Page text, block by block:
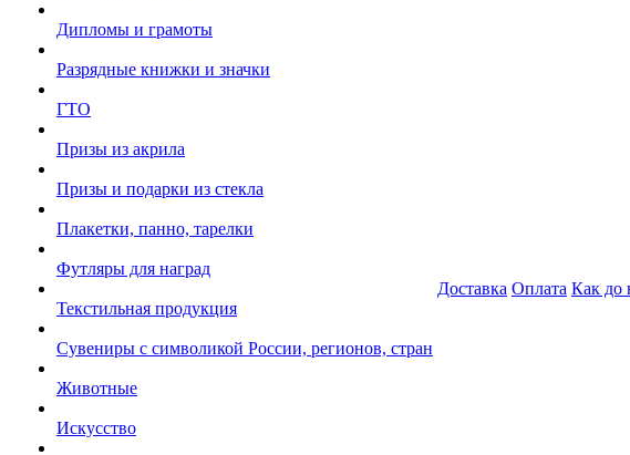
Дипломы и грамоты
Разрядные книжки и значки
ГТО
Призы из акрила
Призы и подарки из стекла
Плакетки, панно, тарелки
Футляры для наград
Текстильная продукция
Сувениры с символикой России, регионов, стран
Животные
Искусство
Доставка Оплата Как до